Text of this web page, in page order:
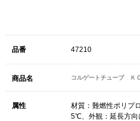
47210
コルゲートチューブ Ｋ
材質：難燃性ポリプ
5℃、外観：延長方向